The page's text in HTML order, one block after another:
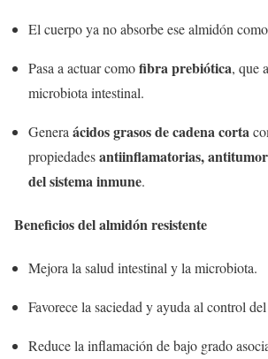
El cuerpo ya no absorbe ese almidón
Pasa a actuar comofibra prebiótica, que
microbiota intestinal.
Genera ácidos grasos de cadena corta
propiedadesantiinflamatorias,
del sistema inmune.
Beneficios del almidón resistente
Mejora la salud intestinal y la microbiota.
Favorece la saciedad y ayuda al control
Reduce la inflamación de bajo grado